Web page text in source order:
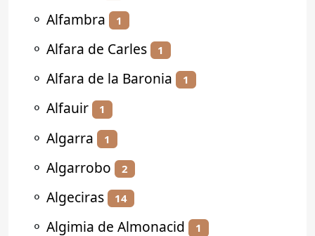
⚬ Alfambra 1
⚬ Alfara de Carles 1
⚬ Alfara de la Baronia 1
⚬ Alfauir 1
⚬ Algarra 1
⚬ Algarrobo 2
⚬ Algeciras 14
⚬ Algimia de Almonacid 1